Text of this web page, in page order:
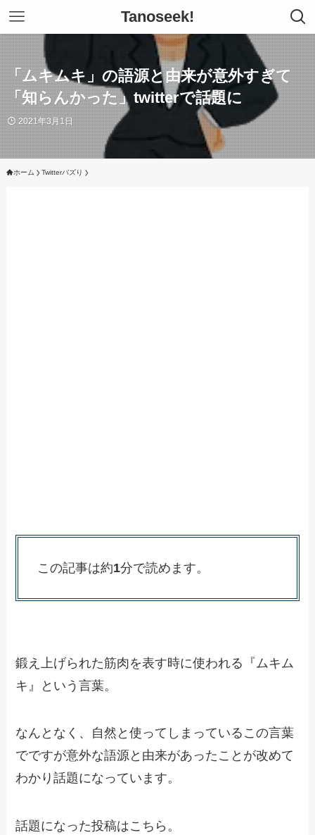
Tanoseek!
「ムキムキ」の語源と由来が意外すぎて
「知らんかった」twitterで話題に
2021年3月1日
ホーム Twitterバズり
この記事は約1分で読めます。
鍛え上げられた筋肉を表す時に使われる『ムキム
キ』という言葉。
なんとなく、自然と使ってしまっているこの言葉
でですが意外な語源と由来があったことが改めて
わかり話題になっています。
話題になった投稿はこちら。